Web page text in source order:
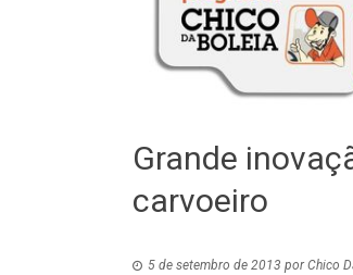
Grande
carvoeiro
5 de setembro de 2013 porChico